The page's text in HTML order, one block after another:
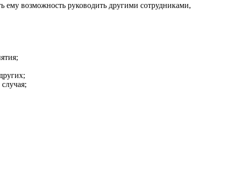
ему возможность руководить другими сотрудниками,